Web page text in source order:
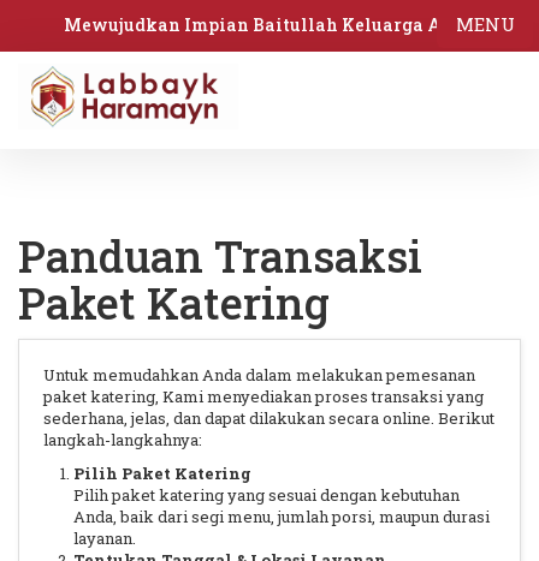
Mewujudkan Impian Baitullah Keluarga Anda
Panduan Transaksi
Paket Katering
Untuk memudahkan Anda dalam melakukan pemesanan
paket katering, Kami menyediakan proses transaksi yang
sederhana, jelas, dan dapat dilakukan secara online. Berikut
langkah-langkahnya:
Pilih Paket Katering
Pilih paket katering yang sesuai dengan kebutuhan
Anda, baik dari segi menu, jumlah porsi, maupun durasi
layanan.
MENU